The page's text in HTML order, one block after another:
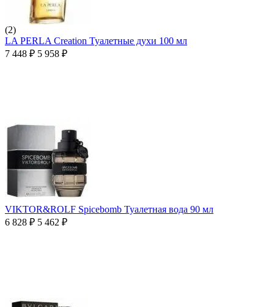
(2)
LA PERLA Creation Туалетные духи 100 мл
7 448 ₽ 5 958 ₽
VIKTOR&ROLF Spicebomb Туалетная вода 90 мл
6 828 ₽ 5 462 ₽